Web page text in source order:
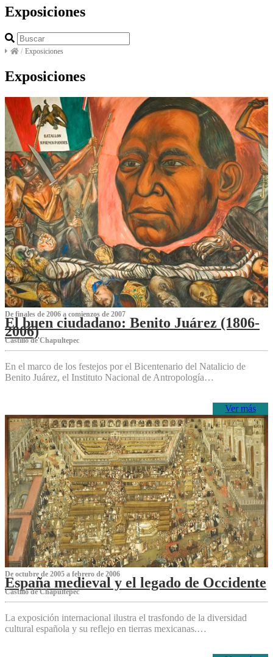
Exposiciones
/ Exposiciones
Exposiciones
De finales de 2006 a comienzos de 2007
El buen ciudadano: Benito Juárez (1806-
2006)
Castillo de Chapultepec
En el marco de los festejos por el Bicentenario del Natalicio de
Benito Juárez, el Instituto Nacional de Antropología…
Ver más
De octubre de 2005 a febrero de 2006
España medieval y el legado de Occidente
Castillo de Chapultepec
La exposición internacional ilustra el trasfondo de la diversidad
cultural española y su reflejo en tierras mexicanas.…